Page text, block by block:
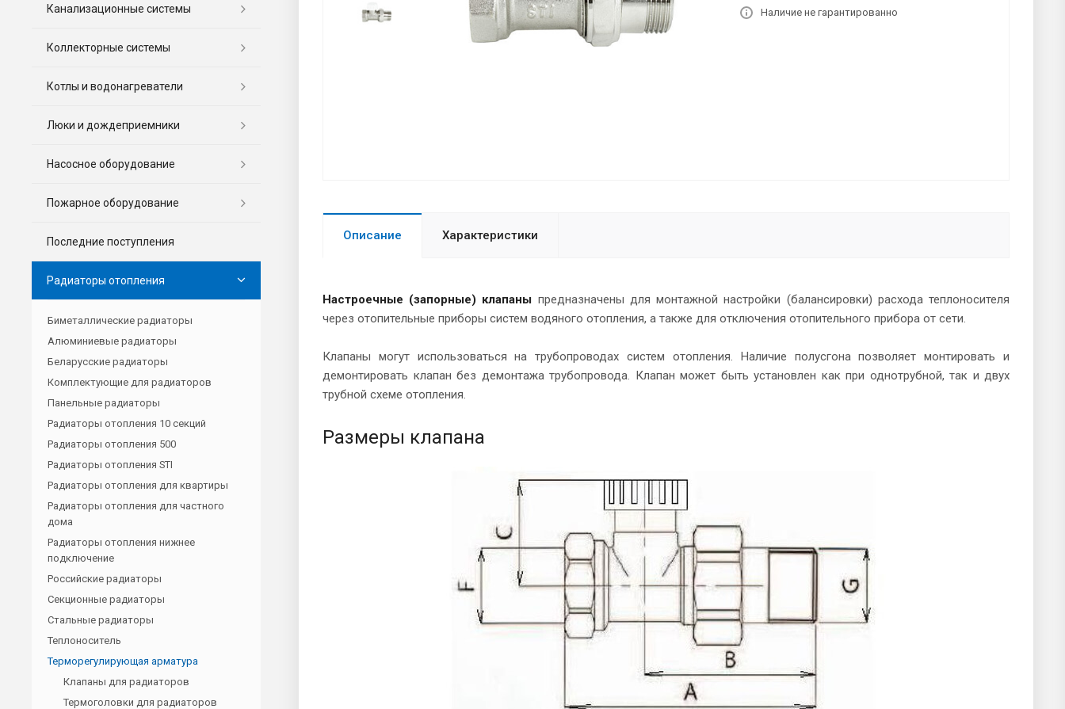
Наличие не гарантированно
Описание Характеристики
Настроечные (запорные) клапаны предназначены для монтажной настройки (балансировки) расхода теплоносителя
через отопительные приборы систем водяного отопления, а также для отключения отопительного прибора от сети.
Клапаны могут использоваться на трубопроводах систем отопления. Наличие полусгона позволяет монтировать и
демонтировать клапан без демонтажа трубопровода. Клапан может быть установлен как при однотрубной, так и двух
трубной схеме отопления.
Размеры клапана
Канализационные системы
Коллекторные системы
Котлы и водонагреватели
Люки и дождеприемники
Насосное оборудование
Пожарное оборудование
Последние поступления
Радиаторы отопления
Биметаллические радиаторы
Алюминиевые радиаторы
Беларусские радиаторы
Комплектующие для радиаторов
Панельные радиаторы
Радиаторы отопления 10 секций
Радиаторы отопления 500
Радиаторы отопления STI
Радиаторы отопления для квартиры
Радиаторы отопления для частного
дома
Радиаторы отопления нижнее
подключение
Российские радиаторы
Секционные радиаторы
Стальные радиаторы
Теплоноситель
Терморегулирующая арматура
Клапаны для радиаторов
Термоголовки для радиаторов